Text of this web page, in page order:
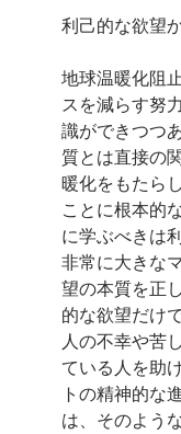
利己的な欲望
地球温暖化阻
スを減らす努
識ができつつ
質とは直接の
暖化をもたら
ことに根本的
に学ぶべきは
非常に大きな
望の本質を正
的な欲望だけ
人の不幸や苦
ている人を助
トの精神的な
は、そのよう